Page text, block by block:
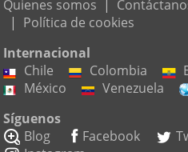
Quienes somos |
| Política de cookies
Internacional
Chile
Colombia
México
Venezuela
Síguenos
Blog
Facebook